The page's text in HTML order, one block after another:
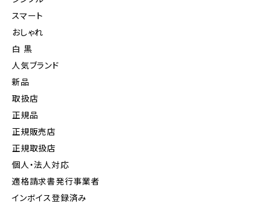
スマート
おしゃれ
白 黒
人気ブランド
新品
取扱店
正規品
正規販売店
正規取扱店
個人・法人対応
適格請求書発行事業者
インボイス登録済み